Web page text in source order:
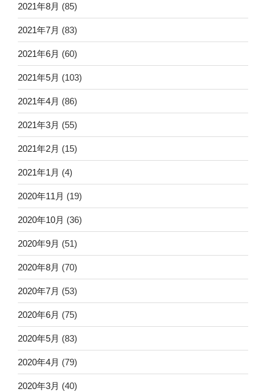
2021年8月 (85)
2021年7月 (83)
2021年6月 (60)
2021年5月 (103)
2021年4月 (86)
2021年3月 (55)
2021年2月 (15)
2021年1月 (4)
2020年11月 (19)
2020年10月 (36)
2020年9月 (51)
2020年8月 (70)
2020年7月 (53)
2020年6月 (75)
2020年5月 (83)
2020年4月 (79)
2020年3月 (40)